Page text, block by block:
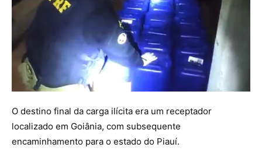
O destino final da carga ilícita era um receptador
localizado em Goiânia, com subsequente
encaminhamento para o estado do Piauí.